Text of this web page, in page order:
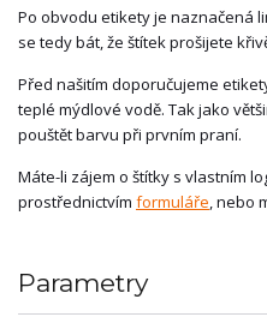
Po obvodu etikety je naznačená
se tedy bát, že štítek prošijete
Před našitím doporučujeme
teplé mýdlové vodě. Tak jako
pouštět barvu při prvním praní.
Máte-li zájem o štítky s vlastním
prostřednictvím formuláře, nebo
Parametry